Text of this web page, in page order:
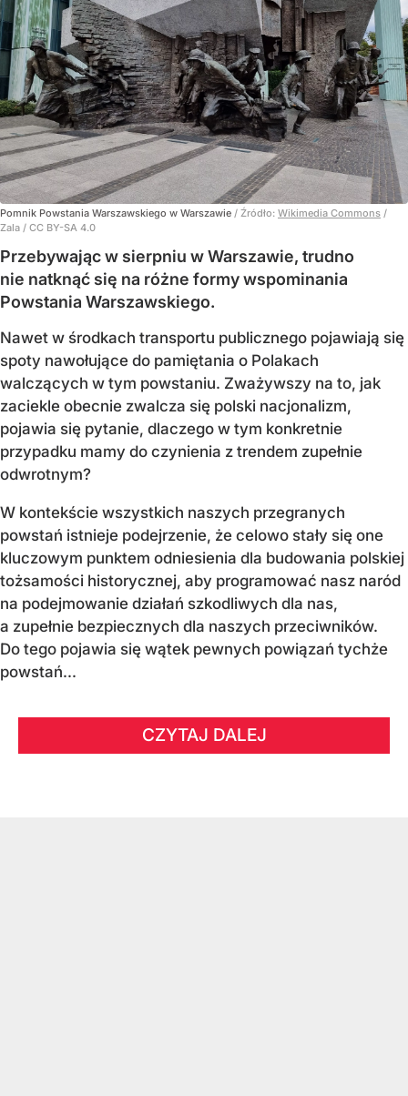
Pomnik Powstania Warszawskiego w Warszawie / Źródło: Wikimedia Commons /
Zala / CC BY-SA 4.0
Przebywając w sierpniu w Warszawie, trudno
nie natknąć się na różne formy wspominania
Powstania Warszawskiego.
Nawet w środkach transportu publicznego pojawiają się
spoty nawołujące do pamiętania o Polakach
walczących w tym powstaniu. Zważywszy na to, jak
zaciekle obecnie zwalcza się polski nacjonalizm,
pojawia się pytanie, dlaczego w tym konkretnie
przypadku mamy do czynienia z trendem zupełnie
odwrotnym?
W kontekście wszystkich naszych przegranych
powstań istnieje podejrzenie, że celowo stały się one
kluczowym punktem odniesienia dla budowania polskiej
tożsamości historycznej, aby programować nasz naród
na podejmowanie działań szkodliwych dla nas,
a zupełnie bezpiecznych dla naszych przeciwników.
Do tego pojawia się wątek pewnych powiązań tychże
powstań...
CZYTAJ DALEJ